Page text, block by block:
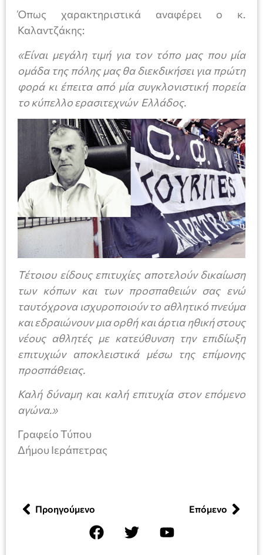
Όπως χαρακτηριστικά αναφέρει ο κ.
Καλαντζάκης:
«Είναι μεγάλη τιμή για τον τόπο μας που μία
ομάδα της πόλης μας θα διεκδικήσει για πρώτη
φορά κι έπειτα από μία συγκλονιστική πορεία
το κύπελλο ερασιτεχνών Ελλάδος.
Τέτοιου είδους επιτυχίες αποτελούν δικαίωση
των κόπων και των προσπαθειών σας ενώ
ταυτόχρονα ισχυροποιούν το αθλητικό πνεύμα
και εδραιώνουν μια ορθή και άρτια ηθική στους
νέους αθλητές με κατεύθυνση την επιδίωξη
επιτυχιών αποκλειστικά μέσω της επίμονης
προσπάθειας.
Καλή δύναμη και καλή επιτυχία στον επόμενο
αγώνα.»
Γραφείο Τύπου
Δήμου Ιεράπετρας
Προηγούμενο Επόμενο